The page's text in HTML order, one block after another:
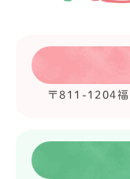
〒811-1204